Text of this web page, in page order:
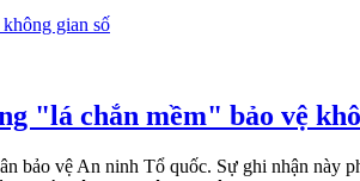
"lá chắn mềm" bảo vệ
bảo vệ An ninh Tổ quốc. Sự ghi nhận này